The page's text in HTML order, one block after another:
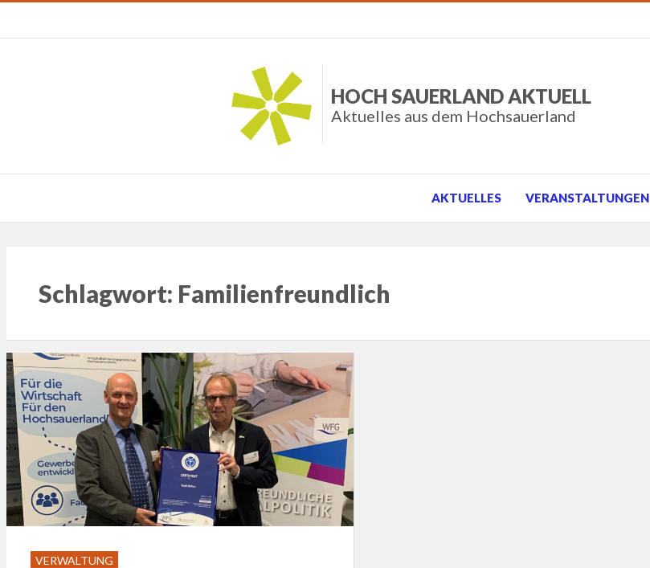
HOCH SAUERLAND AKTUELL
Aktuelles aus dem Hochsauerland
AKTUELLES VERANSTALTUNGEN
Schlagwort: Familienfreundlich
VERWALTUNG